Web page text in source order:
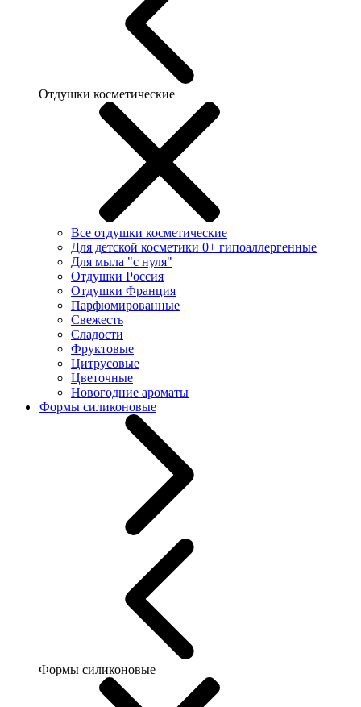
Отдушки косметические
Все отдушки косметические
Для детской косметики 0+ гипоаллергенные
Для мыла "с нуля"
Отдушки Россия
Отдушки Франция
Парфюмированные
Свежесть
Сладости
Фруктовые
Цитрусовые
Цветочные
Новогодние ароматы
Формы силиконовые
Формы силиконовые